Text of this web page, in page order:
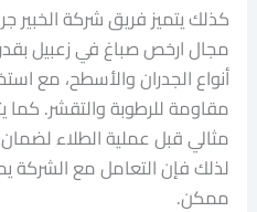
كذلك يتميز فريق شركة
مجال ارخص صباغ في زعبيل
أنواع الجدران والأسطح، مع
مقاومة للرطوبة والتقشر. كما
مثالي قبل عملية الطلاء
لذلك فإن التعامل مع
ممكن.